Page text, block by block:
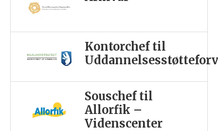
Kontorchef til
Souschef til
Allorfik –
Videnscenter